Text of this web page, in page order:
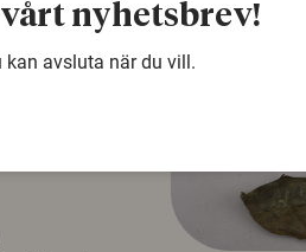
nyhetsbrev!
kan avsluta när du vill.